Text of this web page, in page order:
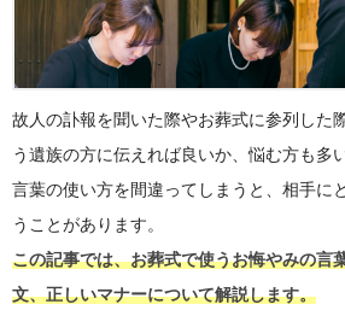
故人の訃報を聞いた際やお葬式に参列した
う遺族の方に伝えれば良いか、悩む方も多
言葉の使い方を間違ってしまうと、相手に
うことがあります。
この記事では、お葬式で使うお悔やみの言
文、正しいマナーについて解説します。